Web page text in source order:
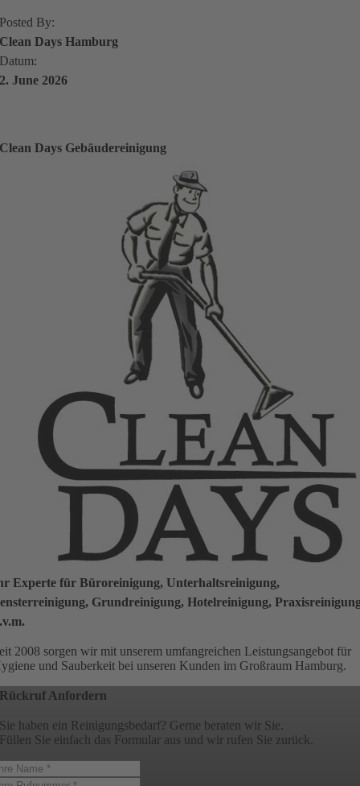
Posted By:
Clean Days Hamburg
Datum:
2. June 2026
Clean Days Gebäudereinigung
Experte für Büroreinigung, Unterhaltsreinigung,
Grundreinigung, Hotelreinigung,
2008 sorgen wir mit unserem umfangreichen Leistungsangebot für
und Sauberkeit bei unseren Kunden im Großraum Hamburg.
Rückruf Anfordern
Sie haben ein Reinigungsbedarf? Gerne beraten wir Sie.
Füllen Sie einfach das Formular aus und wir rufen Sie zurück.